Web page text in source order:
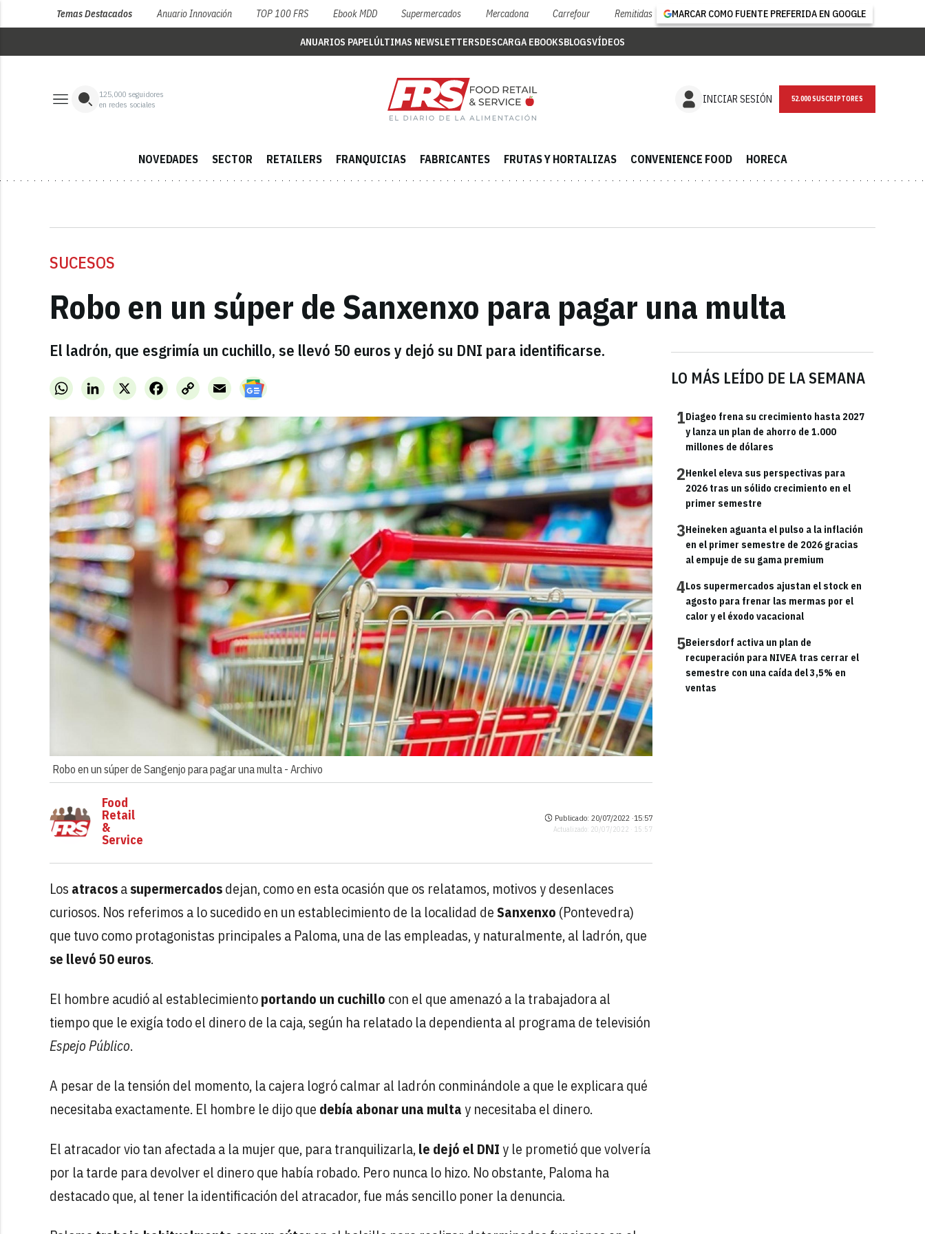
Temas Destacados Anuario Innovación TOP 100 FRS Ebook MDD Supermercados Mercadona Carrefour Remitidas MARCAR COMO FUENTE PREFERIDA EN GOOGLE
ANUARIOS PAPELÚLTIMAS NEWSLETTERSDESCARGA EBOOKSBLOGSVÍDEOS
125,000 seguidores
en redes sociales
INICIAR SESIÓN NEWSLETTER
NOVEDADES SECTOR RETAILERS FRANQUICIAS FABRICANTES FRUTAS Y HORTALIZAS CONVENIENCE FOOD HORECA
SUCESOS
Robo en un súper de Sanxenxo para pagar una multa
El ladrón, que esgrimía un cuchillo, se llevó 50 euros y dejó su DNI para identificarse.
WhatsAppLinkedInX FacebookCopy
Link
Email
Robo en un súper de Sangenjo para pagar una multa - Archivo
LO MÁS LEÍDO DE LA SEMANA
1Diageo frena su crecimiento hasta 2027
y lanza un plan de ahorro de 1.000
millones de dólares
2Henkel eleva sus perspectivas para
2026 tras un sólido crecimiento en el
primer semestre
3Heineken aguanta el pulso a la inflación
en el primer semestre de 2026 gracias
al empuje de su gama premium
4Los supermercados ajustan el stock en
agosto para frenar las mermas por el
calor y el éxodo vacacional
5Beiersdorf activa un plan de
recuperación para NIVEA tras cerrar el
semestre con una caída del 3,5% en
ventas
Food
Retail
&
Service
Publicado: 20/07/2022 ·15:57
Actualizado: 20/07/2022 · 15:57
Los atracosasupermercadosdejan, como en esta ocasión que os relatamos, motivos y desenlaces
curiosos. Nos referimos a lo sucedido en un establecimiento de la localidad deSanxenxo (Pontevedra)
que tuvo como protagonistas principales a Paloma, una de las empleadas, y naturalmente, al ladrón, que
se llevó 50 euros.
El hombre acudió al establecimientoportando un cuchillo con el que amenazó a la trabajadora al
tiempo que le exigía todo el dinero de la caja, según ha relatado la dependienta al programa de televisión
Espejo Público.
A pesar de la tensión del momento, la cajera logró calmar al ladrón conminándole a que le explicara qué
necesitaba exactamente. El hombre le dijo que debía abonar una multay necesitaba el dinero.
El atracador vio tan afectada a la mujer que, para tranquilizarla,le dejó el DNIy le prometió que volvería
por la tarde para devolver el dinero que había robado. Pero nunca lo hizo. No obstante, Paloma ha
destacado que, al tener la identificación del atracador, fue más sencillo poner la denuncia.